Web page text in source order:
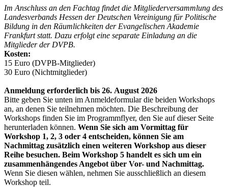
Im Anschluss an den Fachtag findet die Mitgliederversammlung des
Landesverbands Hessen der Deutschen Vereinigung für Politische
Bildung in den Räumlichkeiten der Evangelischen Akademie
Frankfurt statt. Dazu erfolgt eine separate Einladung an die
Mitglieder der DVPB.
Kosten:
15 Euro (DVPB-Mitglieder)
30 Euro (Nichtmitglieder)
Anmeldung erforderlich bis 26. August 2026
Bitte geben Sie unten im Anmeldeformular die beiden Workshops
an, an denen Sie teilnehmen möchten. Die Beschreibung der
Workshops finden Sie im Programmflyer, den Sie auf dieser Seite
herunterladen können. Wenn Sie sich am Vormittag für
Workshop 1, 2, 3 oder 4 entscheiden, können Sie am
Nachmittag zusätzlich einen weiteren Workshop aus dieser
Reihe besuchen. Beim Workshop 5 handelt es sich um ein
zusammenhängendes Angebot über Vor- und Nachmittag.
Wenn Sie diesen wählen, nehmen Sie ausschließlich an diesem
Workshop teil.